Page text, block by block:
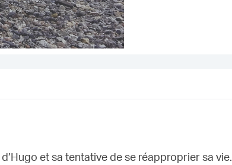
et sa tentative de se réapproprier sa vie.